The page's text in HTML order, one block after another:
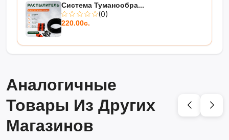
Система Туманообра...
(0)
220.00с.
Аналогичные
Товары Из Других
Магазинов